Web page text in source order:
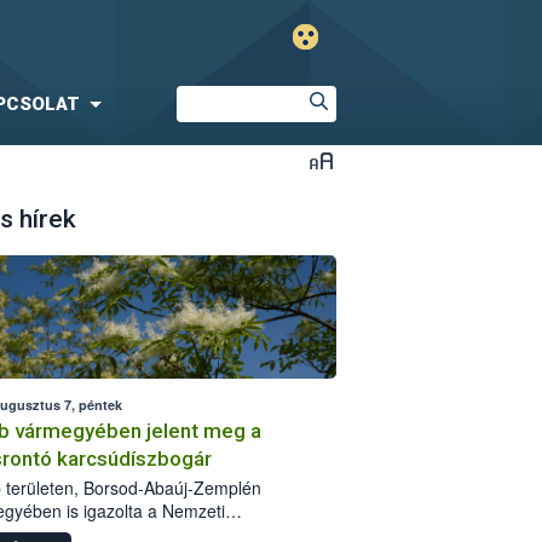
hírek
7, péntek
vármegyében jelent meg a
karcsúdíszbogár
területen, Borsod-Abaúj-Zemplén
is igazolta a Nemzeti
biztonsági Hivatal (Nébih) a